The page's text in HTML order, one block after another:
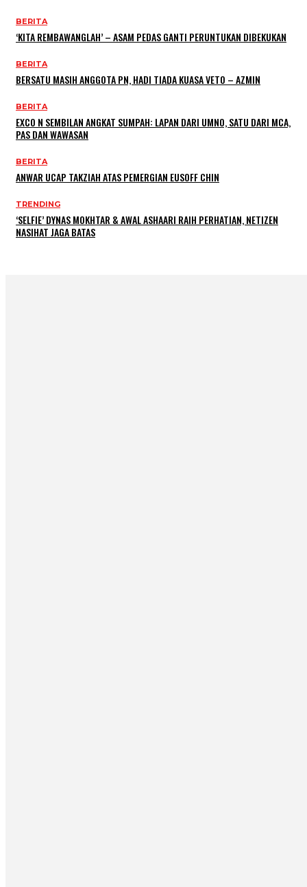
BERITA
‘KITA REMBAWANGLAH’ – ASAM PEDAS GANTI PERUNTUKAN DIBEKUKAN
BERITA
BERSATU MASIH ANGGOTA PN, HADI TIADA KUASA VETO – AZMIN
BERITA
EXCO N SEMBILAN ANGKAT SUMPAH: LAPAN DARI UMNO, SATU DARI MCA,
PAS DAN WAWASAN
BERITA
ANWAR UCAP TAKZIAH ATAS PEMERGIAN EUSOFF CHIN
TRENDING
‘SELFIE’ DYNAS MOKHTAR & AWAL ASHAARI RAIH PERHATIAN, NETIZEN
NASIHAT JAGA BATAS